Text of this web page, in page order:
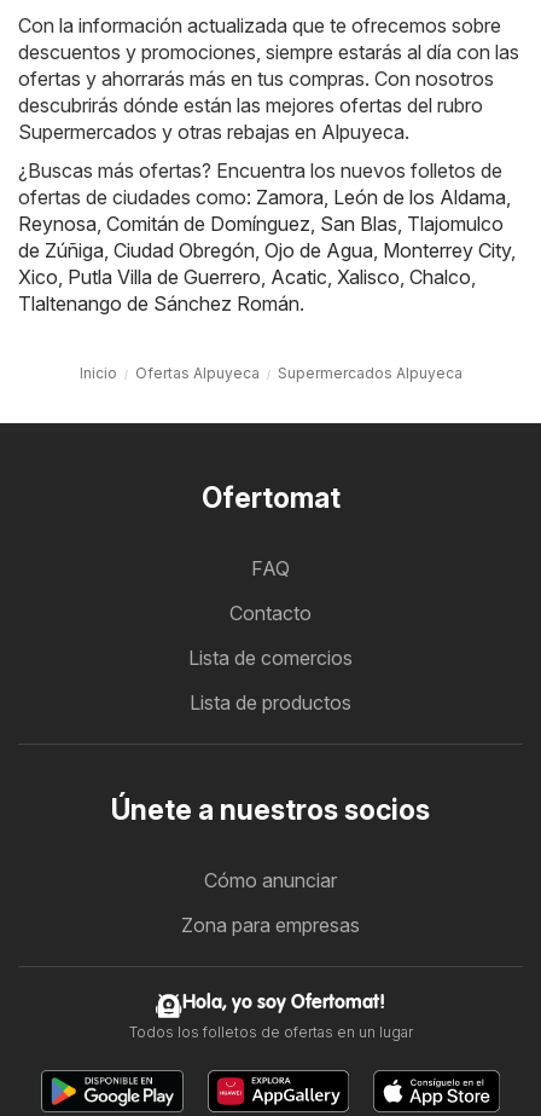
Con la información actualizada que te ofrecemos sobre
descuentos y promociones, siempre estarás al día con las
ofertas y ahorrarás más en tus compras. Con nosotros
descubrirás dónde están las mejores ofertas del rubro
Supermercados y otras rebajas en Alpuyeca.
¿Buscas más ofertas? Encuentra los nuevos folletos de
ofertas de ciudades como: Zamora León de los Aldama
Reynosa Comitán de Domínguez San Blas Tlajomulco
de Zúñiga Ciudad Obregón Ojo de Agua Monterrey City,
Xico Putla Villa de Guerrero Acatic Xalisco Chalco
Tlaltenango de Sánchez Román.
Inicio Ofertas Alpuyeca Supermercados Alpuyeca
Ofertomat
FAQ
Contacto
Lista de comercios
Lista de productos
Únete a nuestros socios
Cómo anunciar
Zona para empresas
Hola, yo soy Ofertomat!
Todos los folletos de ofertas en un lugar